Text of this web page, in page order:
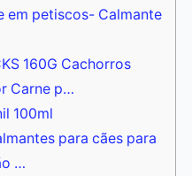
em petiscos- Calmante
160G Cachorros
Carne p…
100ml
para cães para
…